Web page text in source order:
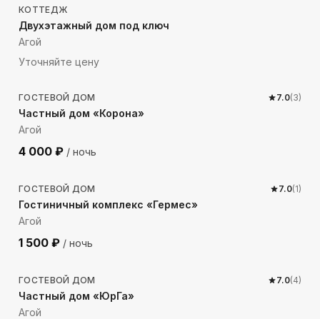
КОТТЕДЖ
Двухэтажный дом под ключ
Агой
Уточняйте цену
1724 м до моря
ГОСТЕВОЙ ДОМ 7.0(3)
Частный дом «Корона»
Агой
4 000 ₽ / ночь
179м до моря
ГОСТЕВОЙ ДОМ 7.0(1)
Гостиничный комплекс «Гермес»
Агой
1 500 ₽ / ночь
1566 м до моря
ГОСТЕВОЙ ДОМ 7.0(4)
Частный дом «ЮрГа»
Агой